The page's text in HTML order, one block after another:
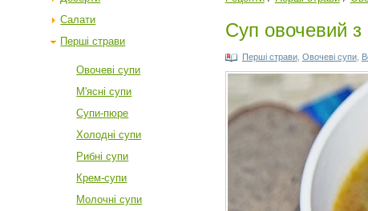
Салати
Перші страви
Овочеві супи
М'ясні супи
Супи-пюре
Холодні супи
Рибні супи
Крем-супи
Молочні супи
Суп овочевий
Перші страви, Овочеві супи,